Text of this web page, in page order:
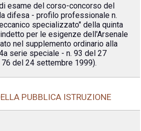
esame del corso-concorso del
difesa - profilo professionale n.
specializzato" della quinta
per le esigenze dell'Arsenale
nel supplemento ordinario alla
serie speciale - n. 93 del 27
del 24 settembre 1999).
PUBBLICA ISTRUZIONE